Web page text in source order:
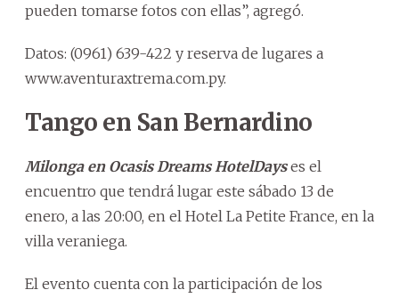
pueden tomarse fotos con ellas”, agregó.
Datos: (0961) 639-422 y reserva de lugares a
www.aventuraxtrema.com.py.
Tango en San Bernardino
Milonga en Ocasis Dreams HotelDayses el
encuentro que tendrá lugar este sábado 13 de
enero, a las 20:00, en el Hotel La Petite France, en la
villa veraniega.
El evento cuenta con la participación de los